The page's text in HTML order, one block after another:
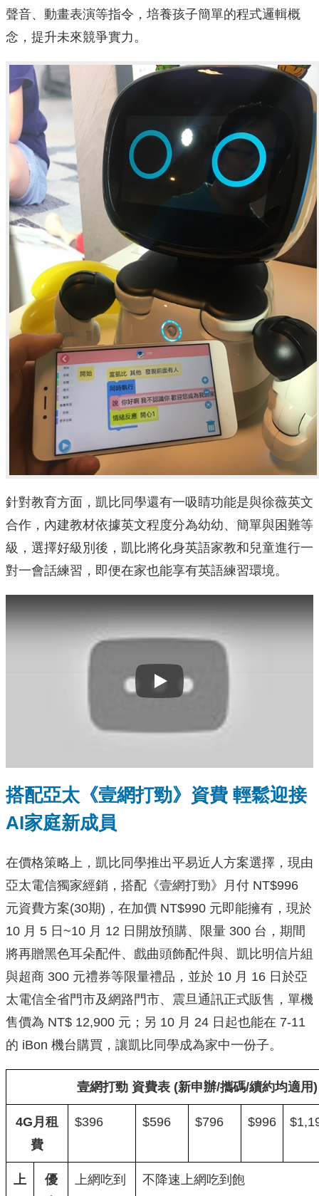
聲音、動畫表演等指令，培養孩子簡單的程式邏輯概
念，提升未來競爭實力。
針對教育方面，凱比同學還有一吸睛功能是與徐薇英文
合作，內建教材依據英文程度分為幼幼、簡單與困難等
級，選擇好級別後，凱比將化身英語家教和兒童進行一
對一會話練習，即便在家也能享有英語練習環境。
Play
搭配亞太《壹網打勁》資費 輕鬆迎接
AI家庭新成員
在價格策略上，凱比同學推出平易近人方案選擇，現由
亞太電信獨家經銷，搭配《壹網打勁》月付 NT$996
元資費方案(30期)，在加價 NT$990 元即能擁有，現於
10 月 5 日~10 月 12 日開放預購、限量 300 台，期間
將再贈黑色耳朵配件、戲曲頭飾配件與、凱比明信片組
與超商 300 元禮券等限量禮品，並於 10 月 16 日於亞
太電信全省門市及網路門市、震旦通訊正式販售，單機
售價為 NT$ 12,900 元；另 10 月 24 日起也能在 7-11
的 iBon 機台購買，讓凱比同學成為家中一份子。
壹網打勁 資費表 (新申辦/攜碼/續約均適用)
4G月租
費
$396 $596 $796 $996
上
優
上網吃到
不降速上網吃到飽